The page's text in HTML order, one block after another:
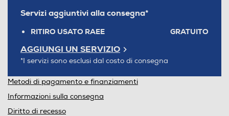
Servizi aggiuntivi alla consegna*
RITIRO USATO RAEE GRATUITO
AGGIUNGI UN SERVIZIO
*I servizi sono esclusi dal costo di consegna
Metodi di pagamento e finanziamenti
Informazioni sulla consegna
Diritto di recesso